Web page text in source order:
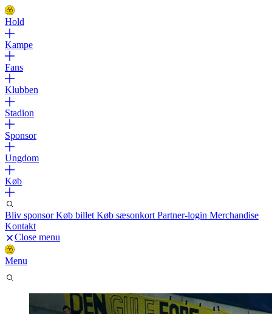
Hold
Kampe
Fans
Klubben
Stadion
Sponsor
Ungdom
Køb
Bliv sponsorKøb billet Køb sæsonkort Partner-login Merchandise
Kontakt
Close menu
Menu